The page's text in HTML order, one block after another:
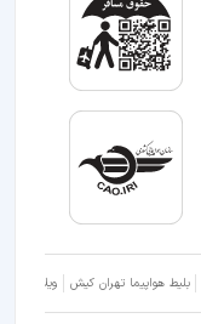
بلیط هواپیما تهران کیش ویلا شمال